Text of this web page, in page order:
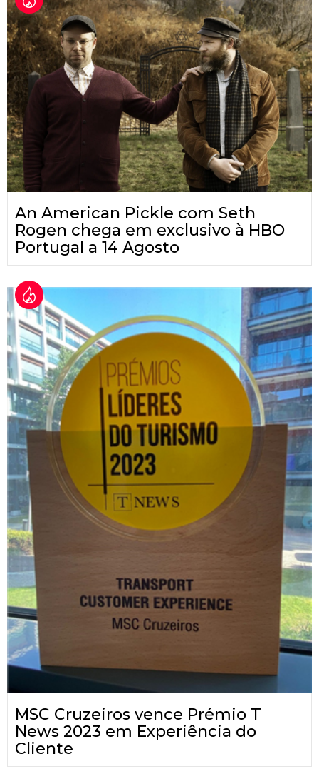
An American Pickle com Seth
Rogen chega em exclusivo à HBO
Portugal a 14 Agosto
MSC Cruzeiros vence Prémio T
News 2023 em Experiência do
Cliente